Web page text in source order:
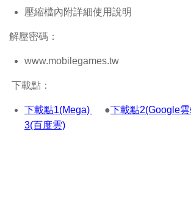
壓縮檔內附詳細使用說明
解壓密碼：
www.mobilegames.tw
下載點：
下載點1(Mega) ●下載點2(Google
3(百度雲)